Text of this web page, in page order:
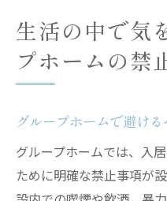
夫
認知症ケアが充
安心して過ご
は
グループホーム
生活の中で気
プホームの禁
グループホームで避け
グループホームでは、入
ために明確な禁止事項が